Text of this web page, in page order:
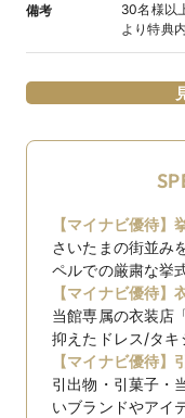
備考
30名様以
より特典
【マイナビ優待
さいたまの街並み
ペルでの厳粛な挙
【マイナビ優待
当館専属の衣装店
抑えたドレス/タキ
【マイナビ優待
引出物・引菓子・
いブランドやアイ